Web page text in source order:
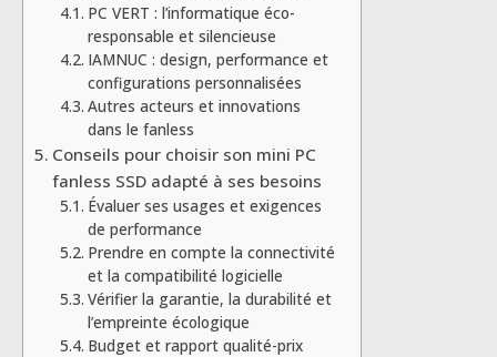
PC VERT : l’informatique éco-
responsable et silencieuse
IAMNUC : design, performance et
configurations personnalisées
Autres acteurs et innovations
dans le fanless
Conseils pour choisir son mini PC
fanless SSD adapté à ses besoins
Évaluer ses usages et exigences
de performance
Prendre en compte la connectivité
et la compatibilité logicielle
Vérifier la garantie, la durabilité et
l’empreinte écologique
Budget et rapport qualité-prix